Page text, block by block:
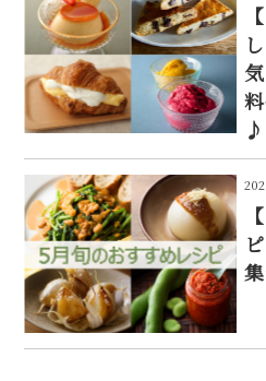
♪